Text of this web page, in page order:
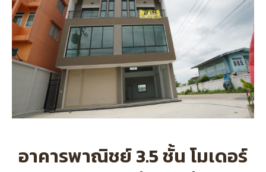
อาคารพาณิชย์ 3.5 ชั้น โมเดอร์